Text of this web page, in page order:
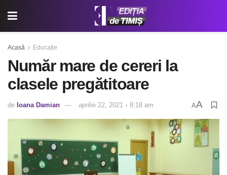
Acasă Educație
Număr mare de cereri la
clasele pregătitoare
de Ioana Damian aprilie 22, 2021 ◦ 8:18 am AA